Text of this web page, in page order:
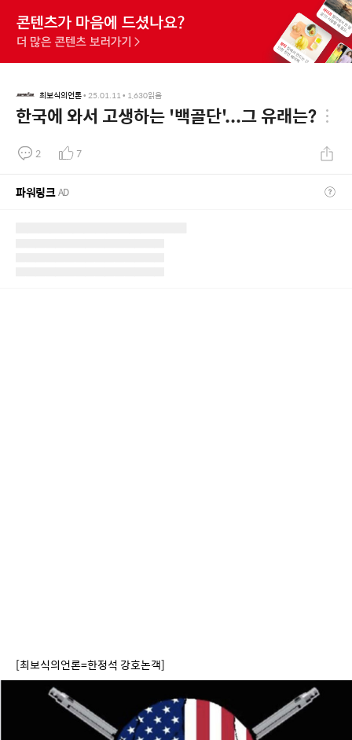
최보식의언론• 25.01.11 • 1,630읽음
한국에 와서 고생하는 '백골단'...그 유래는?
2 7
파워링크AD
[최보식의언론=한정석 강호논객]